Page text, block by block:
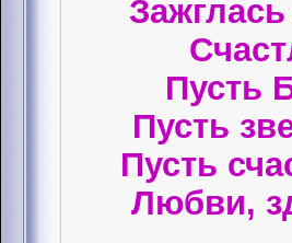
Пусть
Пусть
Пусть
Любви,